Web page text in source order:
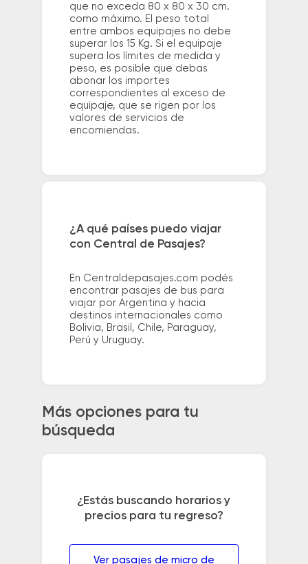
que no exceda 80 x 80 x 30 cm.
como máximo. El peso total
entre ambos equipajes no debe
superar los 15 Kg. Si el equipaje
supera los límites de medida y
peso, es posible que debas
abonar los importes
correspondientes al exceso de
equipaje, que se rigen por los
valores de servicios de
encomiendas.
¿A qué países puedo viajar
con Central de Pasajes?
En Centraldepasajes.com podés
encontrar pasajes de bus para
viajar por Argentina y hacia
destinos internacionales como
Bolivia, Brasil, Chile, Paraguay,
Perú y Uruguay.
Más opciones para tu
búsqueda
¿Estás buscando horarios y
precios para tu regreso?
Ver pasajes de micro de